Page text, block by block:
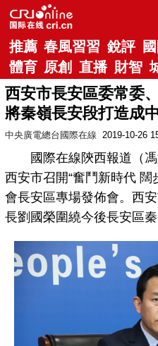
推薦 春風習習 銳評
體育 原創 直播 財智
西安市長安區委常委
將秦嶺長安段打造成
中央廣電總台國際在線 2019-10-26
國際在線陝西報道（馮
西安市召開“奮鬥新時代
會長安區專場發佈會。西
長劉國榮圍繞今後長安區